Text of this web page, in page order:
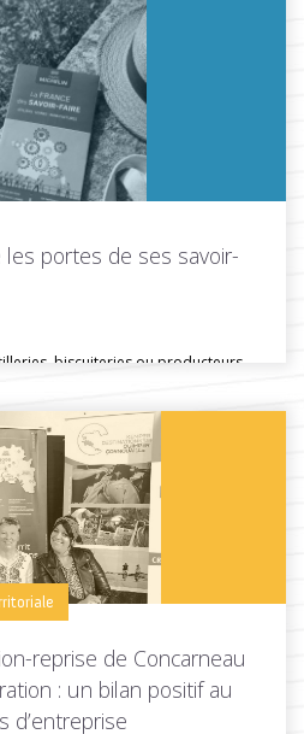
les portes de ses savoir-
biscuiteries ou producteurs
rubrique LIRE LA SUITE
reprise de Concarneau
: un bilan positif au
d’entreprise